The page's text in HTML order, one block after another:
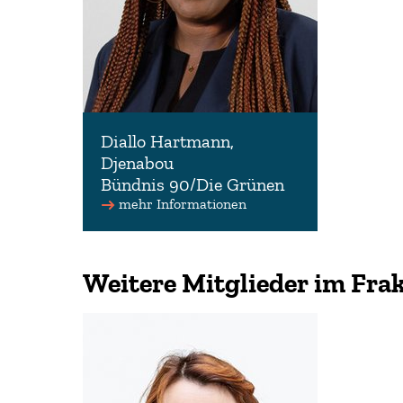
Diallo Hartmann,
Djenabou
Bündnis 90/Die Grünen
Schatzmeisterin der Fraktion
0511 3030-3317
djenabou.diallohartmann(at)l
mehr Informationen
Weitere Mitglieder im